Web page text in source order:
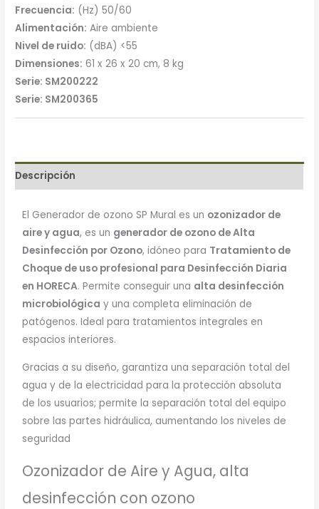
Frecuencia: (Hz) 50/60
Alimentación: Aire ambiente
Nivel de ruido: (dBA) <55
Dimensiones: 61 x 26 x 20 cm, 8 kg
Serie: SM200222
Serie: SM200365
Descripción
El Generador de ozono SP Mural es un ozonizador de
aire y agua, es un generador de ozono de Alta
Desinfección por Ozono, idóneo para Tratamiento de
Choque de uso profesional para Desinfección Diaria
en HORECA. Permite conseguir una alta desinfección
microbiológica y una completa eliminación de
patógenos. Ideal para tratamientos integrales en
espacios interiores.
Gracias a su diseño, garantiza una separación total del
agua y de la electricidad para la protección absoluta
de los usuarios; permite la separación total del equipo
sobre las partes hidráulica, aumentando los niveles de
seguridad
Ozonizador de Aire y Agua, alta
desinfección con ozono